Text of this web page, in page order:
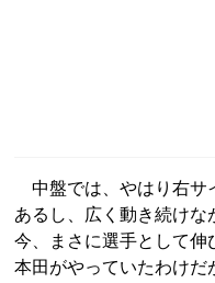
中盤では、やはり右サ
あるし、広く動き続けな
今、まさに選手として伸
本田がやっていたわけだ